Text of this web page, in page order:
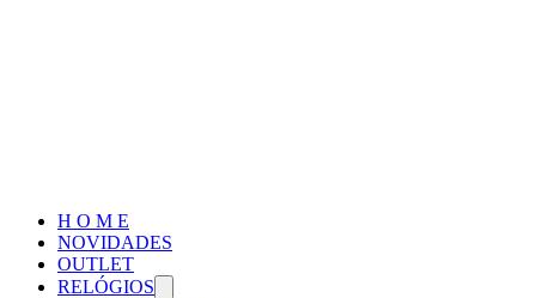
H O M E
NOVIDADES
OUTLET
RELÓGIOS